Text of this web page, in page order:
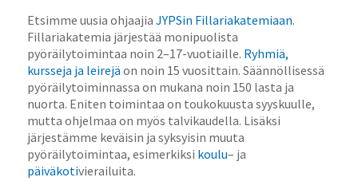
Etsimme uusia ohjaajia JYPSin Fillariakatemiaan.
Fillariakatemia järjestää monipuolista
pyöräilytoimintaa noin 2–17-vuotiaille. Ryhmiä,
kursseja ja leirejä on noin 15 vuosittain. Säännöllisessä
pyöräilytoiminnassa on mukana noin 150 lasta ja
nuorta. Eniten toimintaa on toukokuusta syyskuulle,
mutta ohjelmaa on myös talvikaudella. Lisäksi
järjestämme keväisin ja syksyisin muuta
pyöräilytoimintaa, esimerkiksi koulu– ja
päiväkotivierailuita.